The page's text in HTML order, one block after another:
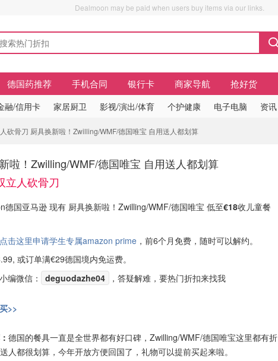
Dealmoon may be paid when users buy items via our links.
德国药推荐 手机合同 银行卡 商家导航 抢好货
融/信用卡 家居厨卫 影视/演出/体育 个护健康 电子电脑 资讯
砍骨刀 厨具换新啦！Zwilling/WMF/德国唯宝 自用送人都划算
啦！Zwilling/WMF/德国唯宝 自用送人都划算
立人砍骨刀
德国亚马逊 现有 厨具换新啦！Zwilling/WMF/德国唯宝 低至€18收儿童餐
击这里申请学生专属amazon prime ，前6个月免费，随时可以解约。
或订单满€29德国境内免运费。
编微信：
deguodazhe04 ，答疑解难，要热门折扣来找我
>>
德国的餐具一直是全世界都有好口碑，Zwilling/WMF/德国唯宝这里都有折
人都很划算，今年开放方便回国了，礼物可以提前买起来啦。